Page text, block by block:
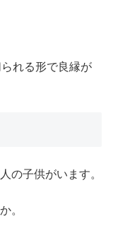
れる形で良縁が
の子供がいます。
。